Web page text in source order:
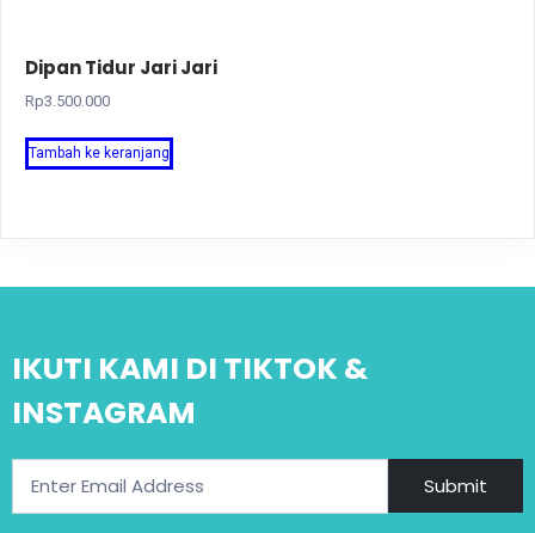
Dipan Tidur Jari Jari
Rp3.500.000
Tambah ke keranjang
IKUTI KAMI DI TIKTOK &
INSTAGRAM
Submit